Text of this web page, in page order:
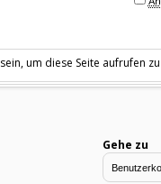
sein, um diese Seite aufrufen
Gehe zu